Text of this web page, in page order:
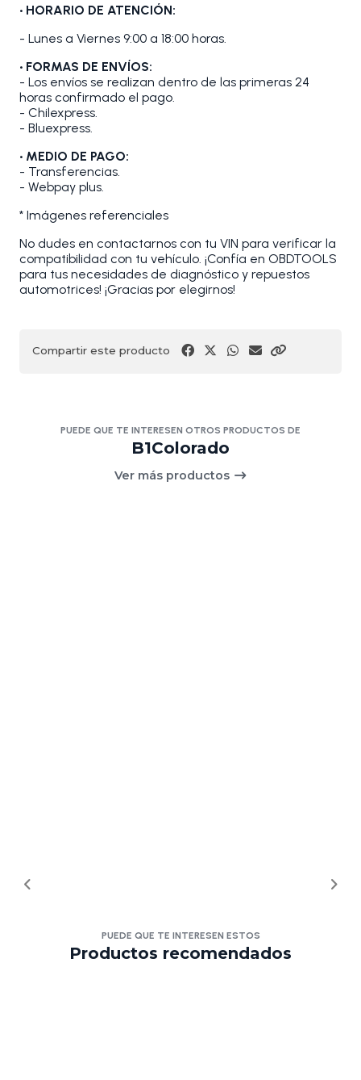
• HORARIO DE ATENCIÓN:
- Lunes a Viernes 9:00 a 18:00 horas.
• FORMAS DE ENVÍOS:
- Los envíos se realizan dentro de las primeras 24
horas confirmado el pago.
- Chilexpress.
- Bluexpress.
• MEDIO DE PAGO:
- Transferencias.
- Webpay plus.
* Imágenes referenciales
No dudes en contactarnos con tu VIN para verificar la
compatibilidad con tu vehículo. ¡Confía en OBDTOOLS
para tus necesidades de diagnóstico y repuestos
automotrices! ¡Gracias por elegirnos!
Compartir este producto
PUEDE QUE TE INTERESEN OTROS PRODUCTOS DE
B1Colorado
Ver más productos
PUEDE QUE TE INTERESEN ESTOS
Productos recomendados